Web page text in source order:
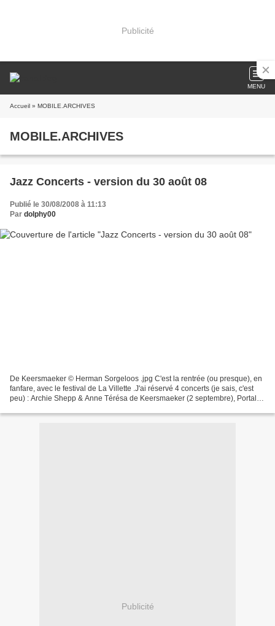
Publicité
MENU
Accueil » MOBILE.ARCHIVES
MOBILE.ARCHIVES
Jazz Concerts - version du 30 août 08
Publié le 30/08/2008 à 11:13
Par dolphy00
De Keersmaeker © Herman Sorgeloos .jpg C'est la rentrée (ou presque), en
fanfare, avec le festival de La Villette .J'ai réservé 4 concerts (je sais, c'est
peu) : Archie Shepp & Anne Térésa de Keersmaeker (2 septembre), Portal
Publicité